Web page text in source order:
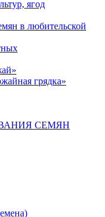
ягод
в любительской
грядка»
СЕМЯН